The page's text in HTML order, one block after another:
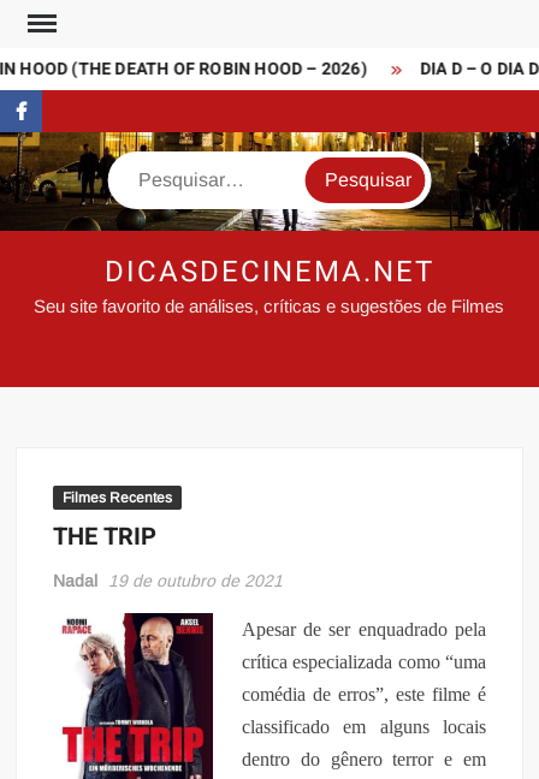
Skip
content
HOOD (THE DEATH OF ROBIN HOOD – 2026) DIA D – O DIA
FaceBook
Search
DICASDECINEMA.NET
Seu site favorito de análises, críticas e sugestões de Filmes
Filmes Recentes
THE TRIP
Nadal 19 de outubro de 2021
Apesar de ser enquadrado pela
crítica especializada como “uma
comédia de erros”, este filme é
classificado em alguns locais
dentro do gênero terror e em